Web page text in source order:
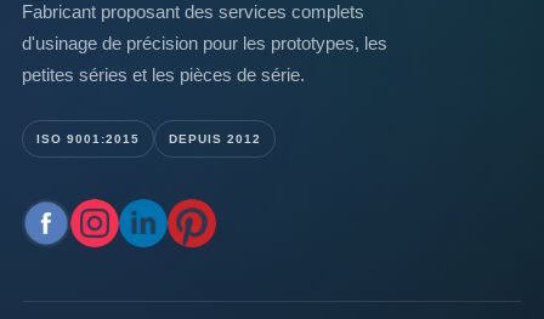
Fabricant proposant des services complets
d'usinage de précision pour les prototypes, les
petites séries et les pièces de série.
ISO 9001:2015 DEPUIS 2012